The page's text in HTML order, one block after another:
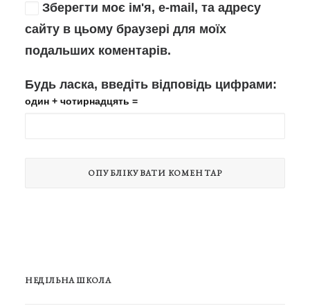
Зберегти моє ім'я, e-mail, та адресу
сайту в цьому браузері для моїх
подальших коментарів.
Будь ласка, введіть відповідь цифрами:
один + чотирнадцять =
НЕДІЛЬНА ШКОЛА